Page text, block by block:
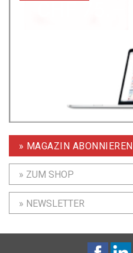
» MAGAZIN ABONNIEREN
» ZUM SHOP
» NEWSLETTER